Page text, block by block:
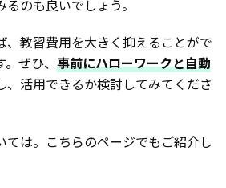
のも良いでしょう。
、教習費用を大きく抑えることがで
ぜひ、 事前にハローワークと自動
、活用できるか検討してみてくださ
ては。こちらのページでもご紹介し